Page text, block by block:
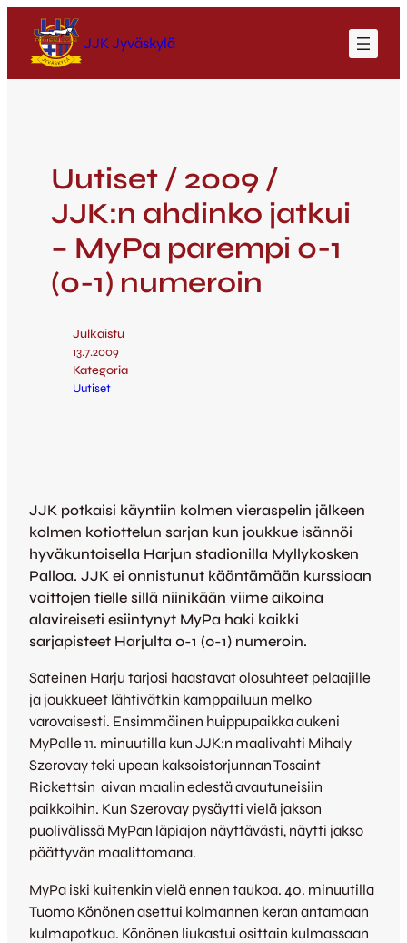
JJK Jyväskylä
Uutiset / 2009 /
JJK:n ahdinko jatkui
– MyPa parempi 0-1
(0-1) numeroin
Julkaistu
13.7.2009
Kategoria
Uutiset
JJK potkaisi käyntiin kolmen vieraspelin jälkeen
kolmen kotiottelun sarjan kun joukkue isännöi
hyväkuntoisella Harjun stadionilla Myllykosken
Palloa. JJK ei onnistunut kääntämään kurssiaan
voittojen tielle sillä niinikään viime aikoina
alavireiseti esiintynyt MyPa haki kaikki
sarjapisteet Harjulta 0-1 (0-1) numeroin.
Sateinen Harju tarjosi haastavat olosuhteet pelaajille
ja joukkueet lähtivätkin kamppailuun melko
varovaisesti. Ensimmäinen huippupaikka aukeni
MyPalle 11. minuutilla kun JJK:n maalivahti Mihaly
Szerovay teki upean kaksoistorjunnan Tosaint
Rickettsin aivan maalin edestä avautuneisiin
paikkoihin. Kun Szerovay pysäytti vielä jakson
puolivälissä MyPan läpiajon näyttävästi, näytti jakso
päättyvän maalittomana.
MyPa iski kuitenkin vielä ennen taukoa. 40. minuutilla
Tuomo Könönen asettui kolmannen keran antamaan
kulmapotkua. Könönen liukastui osittain kulmassaan